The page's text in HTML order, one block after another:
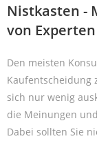
Nistkasten -
von Experten
Den meisten
Kaufentscheidung
sich nur wenig
die Meinungen
Dabei sollten Sie